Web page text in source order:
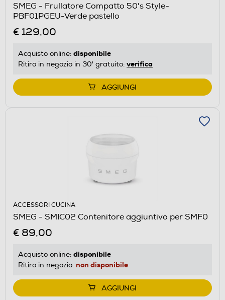
SMEG - Frullatore Compatto 50's Style-
PBF01PGEU-Verde pastello
€ 129,00
Acquisto online: disponibile
Ritiro in negozio in 30' gratuito: verifica
AGGIUNGI
ACCESSORI CUCINA
SMEG - SMIC02 Contenitore aggiuntivo per SMF0
€ 89,00
Acquisto online: disponibile
Ritiro in negozio: non disponibile
AGGIUNGI